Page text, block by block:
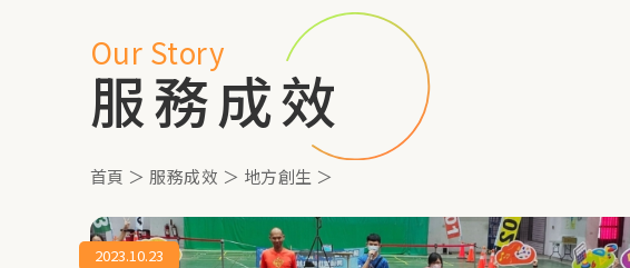
Our Story
服務成效
首頁 ＞服務成效 ＞ 地方創生 ＞
2023.10.23